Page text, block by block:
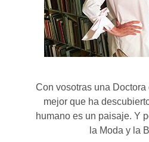
Con vosotras una
mejor que ha
humano es un paisaje. Y
la Moda y la